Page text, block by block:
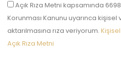
Açık Rıza Metni kapsamında
Korunması Kanunu uyarınca
aktarılmasına rıza veriyorum.
Açık Rıza Metni